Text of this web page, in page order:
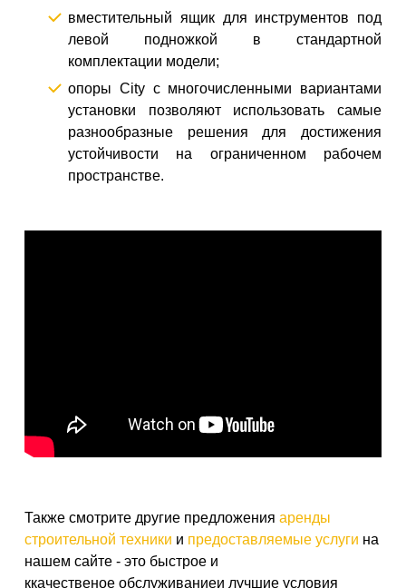
вместительный ящик для инструментов под
левой подножкой в стандартной
комплектации модели;
опоры City с многочисленными вариантами
установки позволяют использовать самые
разнообразные решения для достижения
устойчивости на ограниченном рабочем
пространстве.
Также смотрите другие предложения аренды
строительной техники и предоставляемые услуги на
нашем сайте - это быстрое и
ккачественое обслуживаниеи лучшие условия